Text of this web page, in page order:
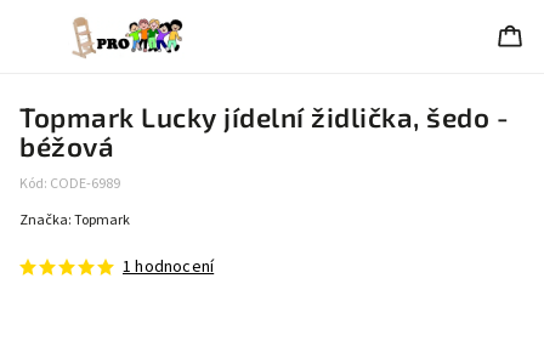
Topmark Lucky jídelní židlička, šedo -
béžová
Kód: CODE-6989
1 hodnocení
Značka:Topmark